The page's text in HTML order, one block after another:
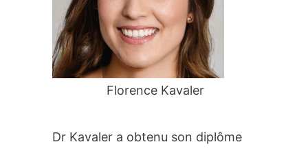
:
Florence Kavaler
Dr Kavaler a obtenu son diplôme